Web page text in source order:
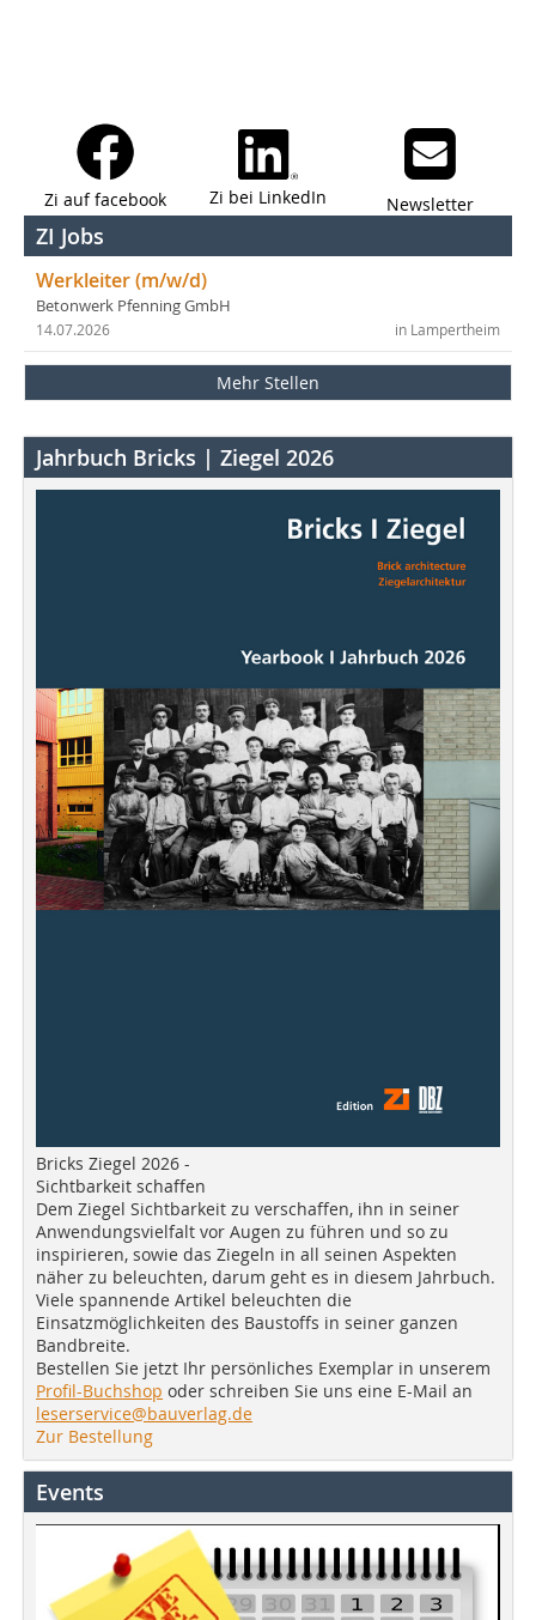
Zi auf facebook Zi bei LinkedIn Newsletter
ZI Jobs
Werkleiter (m/w/d)
Betonwerk Pfenning GmbH
in Lampertheim
14.07.2026
Mehr Stellen
Jahrbuch Bricks | Ziegel 2026
Bricks Ziegel 2026 -
Sichtbarkeit schaffen
Dem Ziegel Sichtbarkeit zu verschaffen, ihn in seiner
Anwendungsvielfalt vor Augen zu führen und so zu
inspirieren, sowie das Ziegeln in all seinen Aspekten
näher zu beleuchten, darum geht es in diesem Jahrbuch.
Viele spannende Artikel beleuchten die
Einsatzmöglichkeiten des Baustoffs in seiner ganzen
Bandbreite.
Bestellen Sie jetzt Ihr persönliches Exemplar in unserem
Profil-Buchshop oder schreiben Sie uns eine E-Mail an
leserservice@bauverlag.de
Zur Bestellung
Events